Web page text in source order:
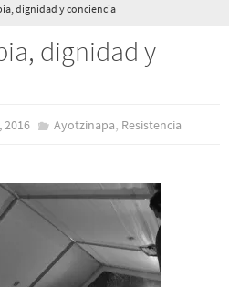
dignidad y conciencia
dignidad y
2016 Ayotzinapa, Resistencia